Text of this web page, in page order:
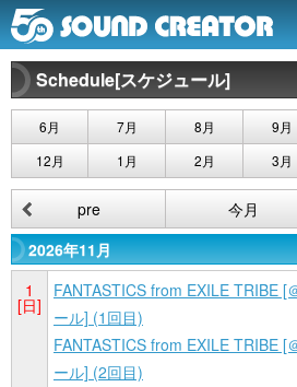
Schedule[スケジュール]
6月 7月 8月 9月
12月
1月 2月 3月
pre 今月
2026年11月
1
[日]
FANTASTICS from EXILE TRIBE [
ール] (1回目)
FANTASTICS from EXILE TRIBE [
ール] (2回目)